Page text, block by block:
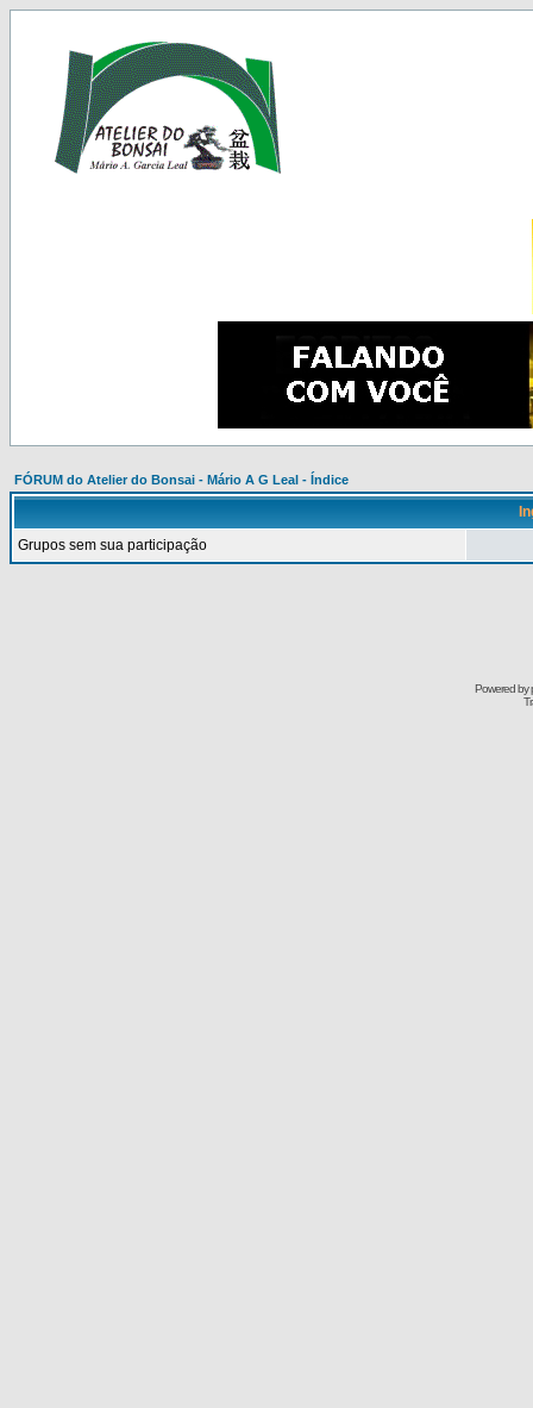
FÓRUM do Atelier do Bonsai - Mário A G Leal - Índice
Grupos sem sua participação
Powered by